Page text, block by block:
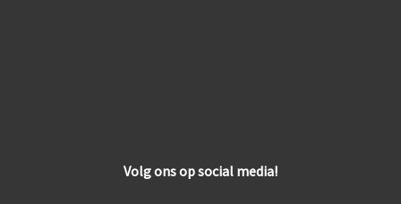
Volg ons op social media!